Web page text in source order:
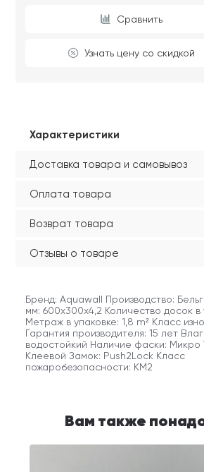
Сравнить
Узнать цену со скидкой
Характеристики
Доставка товара и самовывоз
Оплата товара
Возврат товара
Отзывы о товаре
Бренд: Aquawall Производство:
мм: 600x300x4,2 Количество досок в
Метраж в упаковке: 1,8 m² Класс
Гарантия производителя: 15 лет
водостойкий Наличие фаски: Микро
Клеевой Замок: Push2Lock Класс
пожаробезопасности: КМ2
Вам также